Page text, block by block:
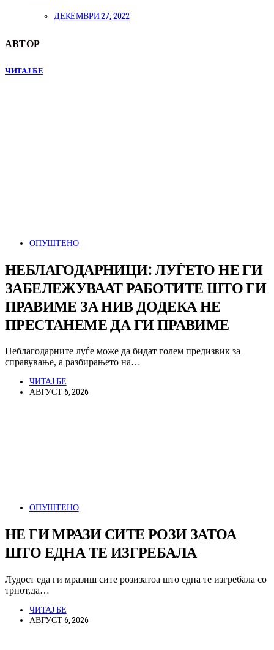
ДЕКЕМВРИ 27, 2022
АВТОР
ЧИТАЈ БЕ
ОПУШТЕНО
НЕБЛАГОДАРНИЦИ: ЛУЃЕТО НЕ ГИ
ЗАБЕЛЕЖУВААТ РАБОТИТЕ ШТО ГИ
ПРАВИМЕ ЗА НИВ ДОДЕКА НЕ
ПРЕСТАНЕМЕ ДА ГИ ПРАВИМЕ
Неблагодарните луѓе може да бидат голем предизвик за
справување, а разбирањето на…
ЧИТАЈ БЕ
АВГУСТ 6, 2026
ОПУШТЕНО
НЕ ГИ МРАЗИ СИТЕ РОЗИ ЗАТОА
ШТО ЕДНА ТЕ ИЗГРЕБАЛА
Лудост еда ги мразиш сите розизатоа што една те изгребала со
трнот,да…
ЧИТАЈ БЕ
АВГУСТ 6, 2026